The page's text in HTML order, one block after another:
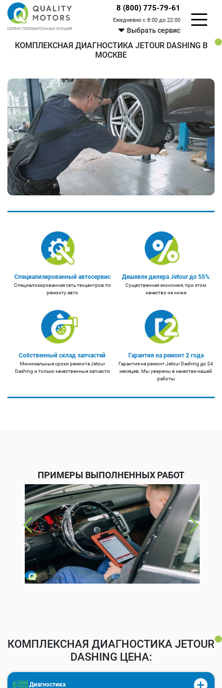
8 (800) 775-79-61
Ежедневно с 8:00 до 22:00
Выбрать сервис
КОМПЛЕКСНАЯ ДИАГНОСТИКА JETOUR DASHING В
МОСКВЕ
Специализированный автосервис
Специализированная сеть техцентров по
ремонту авто
Дешевле дилера Jetour до 55%
Существенная экономия, при этом
качество не ниже
Собственный склад запчастей
Минимальные сроки ремонта Jetour
Dashing и только качественные запчасти
Гарантия на ремонт 2 года
Гарантия на ремонт Jetour Dashing до 24
месяцев. Мы уверены в качестве нашей
работы
ПРИМЕРЫ ВЫПОЛНЕННЫХ РАБОТ
КОМПЛЕКСНАЯ ДИАГНОСТИКА JETOUR
DASHING ЦЕНА:
Диагностика